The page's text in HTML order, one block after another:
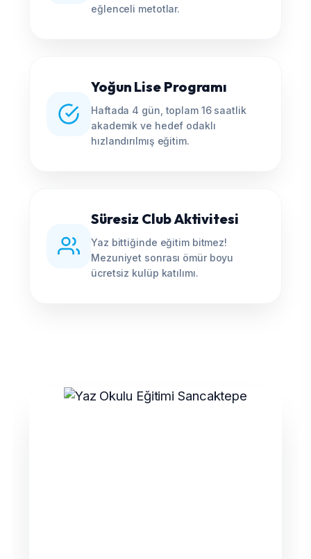
eğlenceli metotlar.
Yoğun Lise Programı
Haftada 4 gün, toplam 16 saatlik
akademik ve hedef odaklı
hızlandırılmış eğitim.
Süresiz Club Aktivitesi
Yaz bittiğinde eğitim bitmez!
Mezuniyet sonrası ömür boyu
ücretsiz kulüp katılımı.